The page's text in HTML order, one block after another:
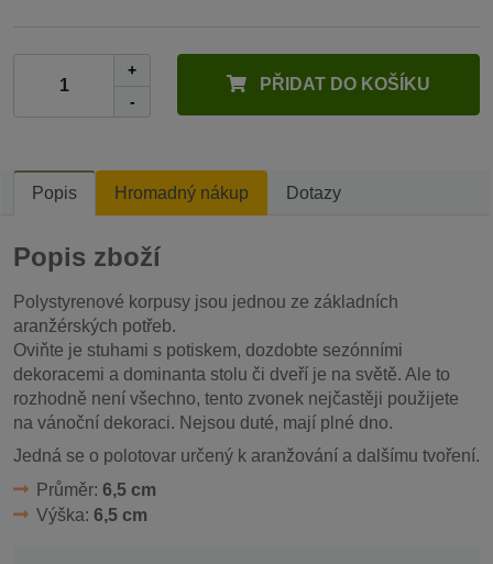
+
-
PŘIDAT DO KOŠÍKU
Popis Hromadný nákup Dotazy
Popis zboží
Polystyrenové korpusy jsou jednou ze základních
aranžérských potřeb.
Oviňte je stuhami s potiskem, dozdobte sezónními
dekoracemi a dominanta stolu či dveří je na světě. Ale to
rozhodně není všechno, tento zvonek nejčastěji použijete
na vánoční dekoraci. Nejsou duté, mají plné dno.
Jedná se o polotovar určený k aranžování a dalšímu tvoření.
Průměr: 6,5 cm
Výška: 6,5 cm